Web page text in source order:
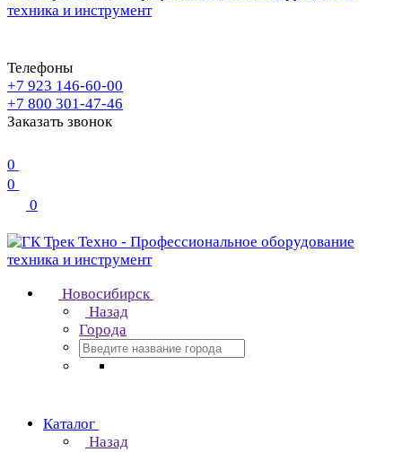
Телефоны
+7 923 146-60-00
+7 800 301-47-46
Заказать звонок
0
0
0
Новосибирск
Назад
Города
Каталог
Назад